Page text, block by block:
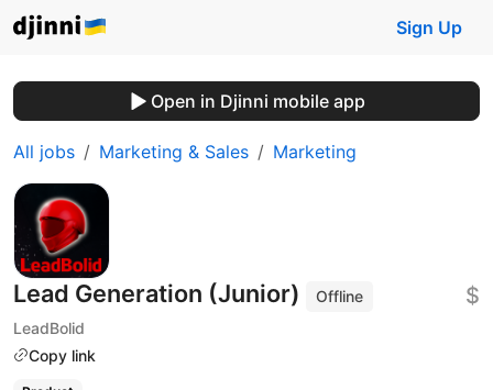
Sign Up
Open in Djinni mobile app
All jobs Marketing & Sales Marketing
Lead Generation (Junior)
Offline
LeadBolid
Copy link
$